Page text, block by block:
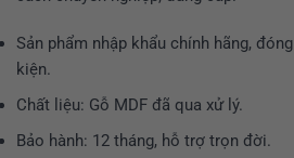
Sản phẩm nhập khẩu chính hãng,
kiện.
Chất liệu: Gỗ MDF đã qua xử lý.
Bảo hành: 12 tháng, hỗ trợ trọn đời.